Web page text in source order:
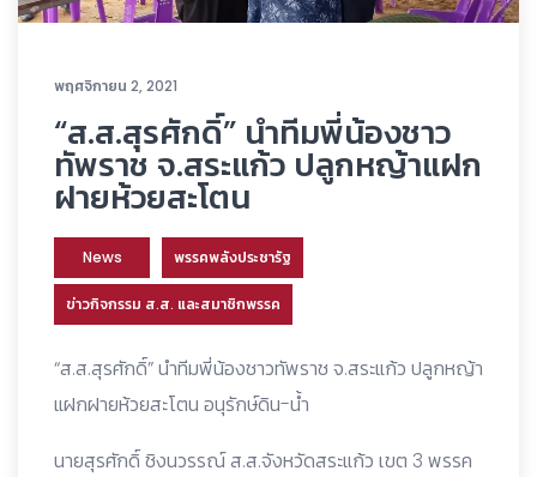
พฤศจิกายน 2, 2021
“ส.ส.สุรศักดิ์” นำทีมพี่น้องชาว
ทัพราช จ.สระแก้ว ปลูกหญ้าแฝก
ฝายห้วยสะโตน
News พรรคพลังประชารัฐ
ข่าวกิจกรรม ส.ส. และสมาชิกพรรค
“ส.ส.สุรศักดิ์” นำทีมพี่น้องชาวทัพราช จ.สระแก้ว ปลูกหญ้า
แฝกฝายห้วยสะโตน อนุรักษ์ดิน-น้ำ
นายสุรศักดิ์ ชิงนวรรณ์ ส.ส.จังหวัดสระแก้ว เขต 3 พรรค